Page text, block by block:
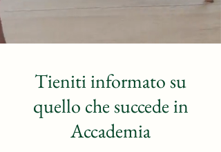
Tieniti informato su
quello che succede in
Accademia